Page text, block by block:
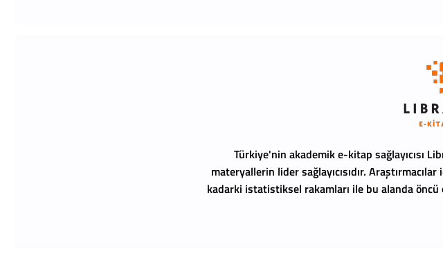
Türkiye'nin akademik e-kitap sağlayıcısı
materyallerin lider sağlayıcısıdır.
kadarki istatistiksel rakamları ile bu alanda